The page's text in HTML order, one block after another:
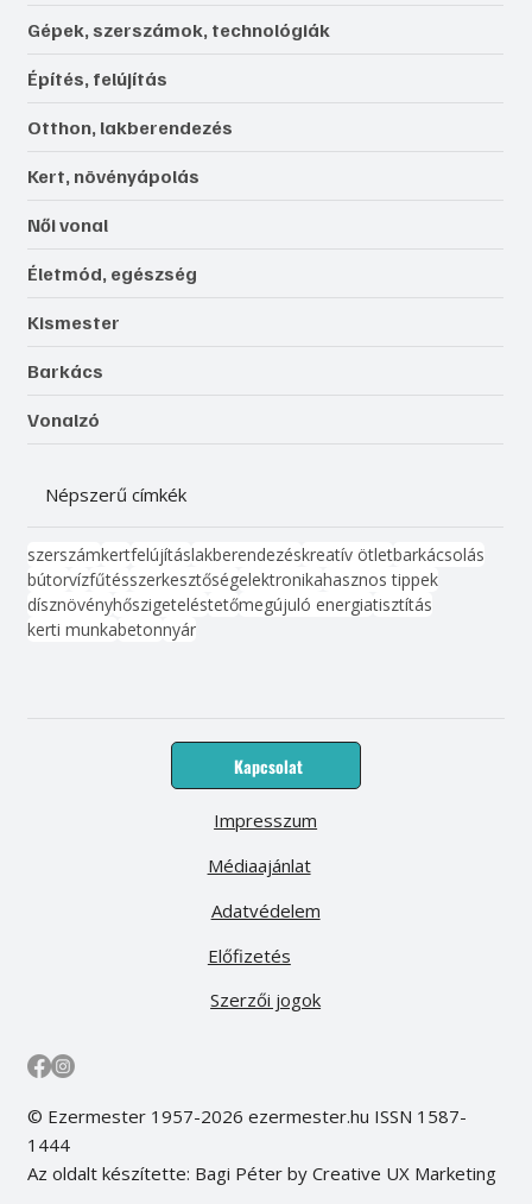
Gépek, szerszámok, technológiák
Építés, felújítás
Otthon, lakberendezés
Kert, növényápolás
Női vonal
Életmód, egészség
Kismester
Barkács
Vonalzó
Népszerű címkék
szerszámkertfelújításlakberendezéskreatív ötletbarkácsolás
bútorvízfűtésszerkesztőségelektronikahasznos tippek
dísznövényhőszigeteléstetőmegújuló energiatisztítás
kerti munkabetonnyár
Kapcsolat
Médiaajánlat
Előfizetés
Impresszum
Adatvédelem
Szerzői jogok
© Ezermester 1957-2026 ezermester.hu ISSN 1587-
1444
Az oldalt készítette: Bagi Péter by Creative UX Marketing